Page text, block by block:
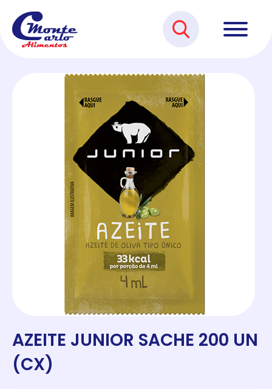
AZEITE JUNIOR SACHE 200 UN
(CX)